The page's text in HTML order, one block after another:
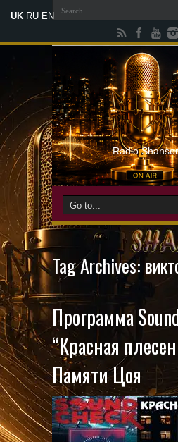
Radio
Tag Archives:
Программа
“Красная
Памяти Цоя
UK RU EN